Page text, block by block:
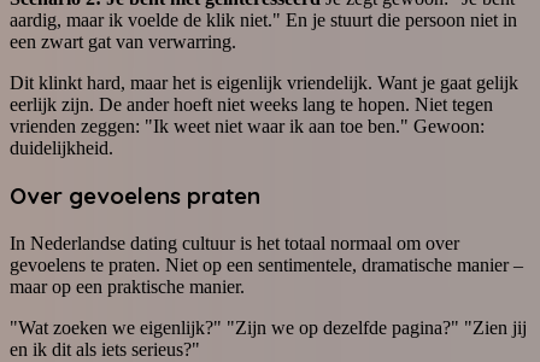
aardig, maar ik voelde de klik niet." En je stuurt die persoon niet in
een zwart gat van verwarring.
Dit klinkt hard, maar het is eigenlijk vriendelijk. Want je gaat gelijk
eerlijk zijn. De ander hoeft niet weeks lang te hopen. Niet tegen
vrienden zeggen: "Ik weet niet waar ik aan toe ben." Gewoon:
duidelijkheid.
Over gevoelens praten
In Nederlandse dating cultuur is het totaal normaal om over
gevoelens te praten. Niet op een sentimentele, dramatische manier –
maar op een praktische manier.
"Wat zoeken we eigenlijk?" "Zijn we op dezelfde pagina?" "Zien jij
en ik dit als iets serieus?"